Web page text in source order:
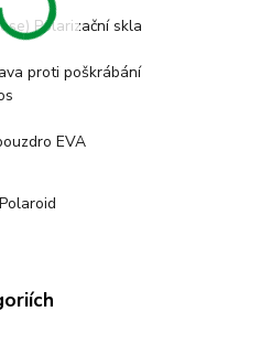
Polarizační skla
proti poškrábání
EVA